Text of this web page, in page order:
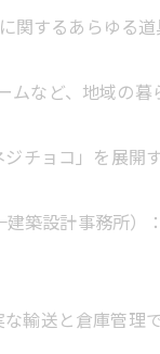
するあらゆる道
など、地域の暮
ジチョコ」を展
弘一建築設計
送と倉庫管理